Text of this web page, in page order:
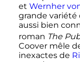
et Wernher
grande
aussi bien
roman The
Coover mêle
inexactes de